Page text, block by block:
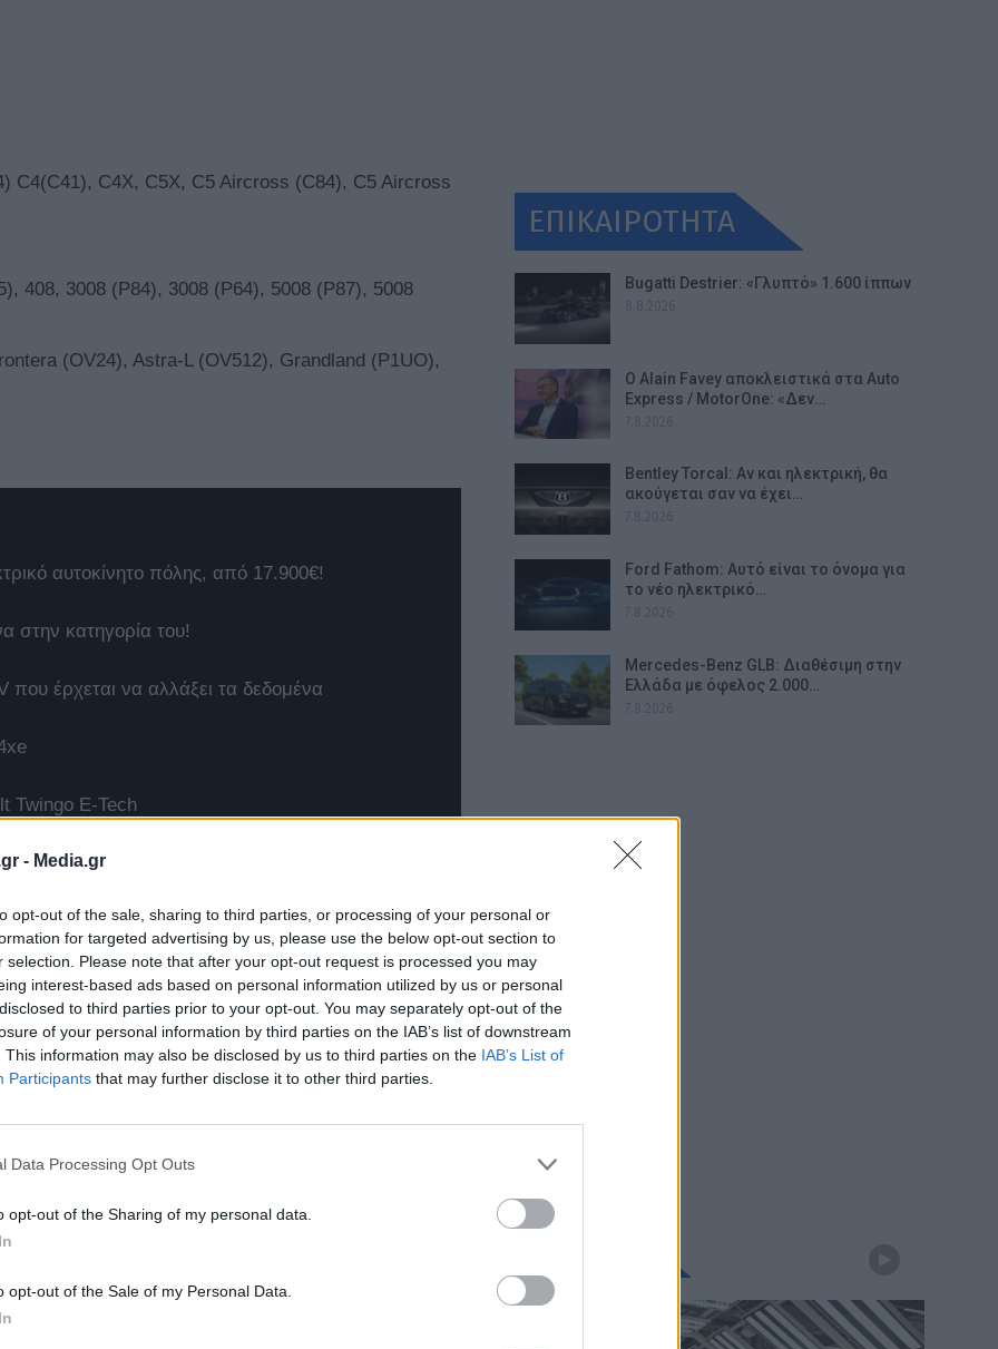
- Media.gr
opt-out of the sale, sharing to third parties, or processing of your personal or
for targeted advertising by us, please use the below opt-out section to
selection. Please note that after your opt-out request is processed you may
interest-based ads based on personal information utilized by us or personal
to third parties prior to your opt-out. You may separately opt-out of the
of your personal information by third parties on the IAB’s list of downstream
This information may also be disclosed by us to third parties on the IAB’s List of
Participants that may further disclose it to other third parties.
Data Processing Opt Outs
opt-out of the Sharing of my personal data.
opt-out of the Sale of my Personal Data.
C4(C41), C4X, C5X, C5 Aircross (C84), C5 Aircross
408, 3008 (P84), 3008 (P64), 5008 (P87), 5008
(OV24), Astra-L (OV512), Grandland (P1UO),
αυτοκίνητο πόλης, από 17.900€!
στην κατηγορία του!
έρχεται να αλλάξει τα δεδομένα
Twingo E-Tech
Βιομηχανίας και συγκεκριμένα το Τμήμα Γενικής
Συμμόρφωσης Βιομηχανικών Προϊόντων,
σε συνεργασία με την εταιρεία AIGLON GROUP
Peugeot και Opel στην Ελλάδα, εκτελούν
ΕΠΙΚΑΙΡΟΤΗΤΑ
Bugatti Destrier: «Γλυπτό» 1.600 ίππων
Ο Alain Favey αποκλειστικά στα Auto
Express / MotorOne: «Δεν…
Bentley Torcal: Αν και ηλεκτρική, θα
ακούγεται σαν να έχει…
Ford Fathom: Αυτό είναι το όνομα για
το νέο ηλεκτρικό…
Mercedes-Benz GLB: Διαθέσιμη στην
Ελλάδα με όφελος 2.000…